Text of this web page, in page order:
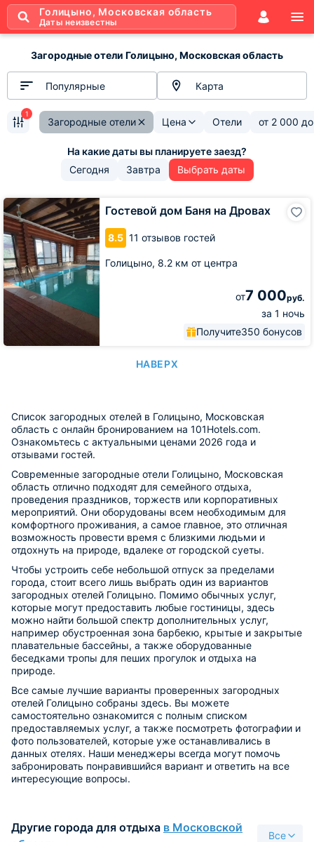
Голицыно, Московская область
Даты неизвестны
Загородные отели Голицыно, Московская область
Популярные Карта
Загородные отели Цена Отели от 2 000
1
Сегодня Завтра Выбрать даты
Гостевой дом Баня на Дровах
8.5 11 отзывов гостей
Голицыно, 8.2 км от центра
от7 000руб.
за 1 ночь
Получите350 бонусов
Гостевой
дом
Баня
на
Дровах
НАВЕРХ
Список загородных отелей в Голицыно, Московская
область с онлайн бронированием на 101Hotels.com.
Ознакомьтесь с актуальными ценами 2026 года и
отзывами гостей.
Современные загородные отели Голицыно, Московская
область отлично подходят для семейного отдыха,
проведения праздников, торжеств или корпоративных
мероприятий. Они оборудованы всем необходимым для
комфортного проживания, а самое главное, это отличная
возможность провести время с близкими людьми и
отдохнуть на природе, вдалеке от городской суеты.
Чтобы устроить себе небольшой отпуск за пределами
города, стоит всего лишь выбрать один из вариантов
загородных отелей Голицыно. Помимо обычных услуг,
которые могут предоставить любые гостиницы, здесь
можно найти большой спектр дополнительных услуг,
например обустроенная зона барбекю, крытые и закрытые
плавательные бассейны, а также оборудованные
беседками тропы для пеших прогулок и отдыха на
природе.
Все самые лучшие варианты проверенных загородных
отелей Голицыно собраны здесь. Вы можете
самостоятельно ознакомится с полным списком
предоставляемых услуг, а также посмотреть фотографии и
фото пользователей, которые уже останавливались в
данных отелях. Наши менеджеры всегда могут помочь
забронировать понравившийся вариант и ответить на все
интересующие вопросы.
Другие города для отдыха в Московской
Все